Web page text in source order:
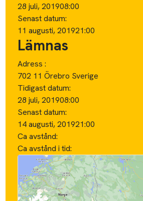
28 juli, 201908:00
Senast datum:
11 augusti, 201921:00
Lämnas
Adress :
702 11 Örebro Sverige
Tidigast datum:
28 juli, 201908:00
Senast datum:
14 augusti, 201921:00
Ca avstånd:
Ca avstånd i tid: